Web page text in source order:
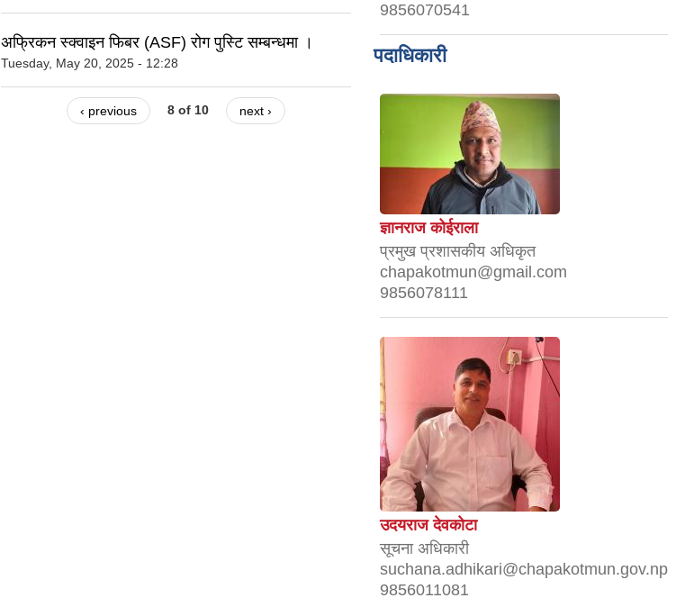
अफ्रिकन स्क्वाइन फिबर (ASF) रोग पुस्टि सम्बन्धमा ।
Tuesday, May 20, 2025 - 12:28
‹ previous 8 of 10 next ›
9856070541
पदाधिकारी
ज्ञानराज कोईराला
प्रमुख प्रशासकीय अधिकृत
chapakotmun@gmail.com
9856078111
उदयराज देवकोटा
सूचना अधिकारी
suchana.adhikari@chapakotmun.gov.np
9856011081